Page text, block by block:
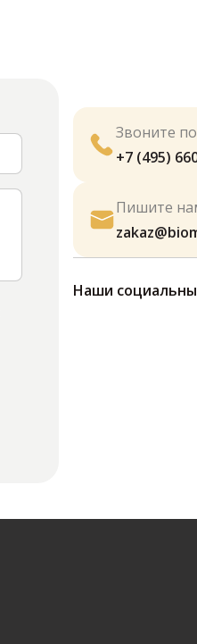
Звоните
+7 (495)
Пишите
Наши